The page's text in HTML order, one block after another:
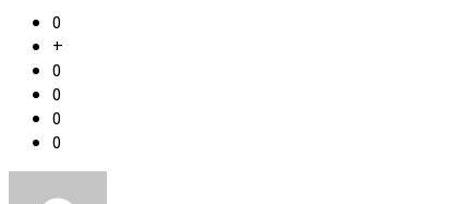
0
+
0
0
0
0